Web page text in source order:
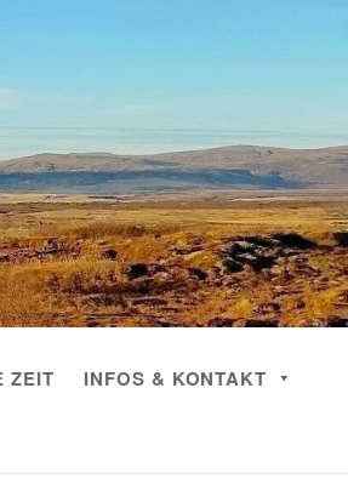
ZEIT INFOS & KONTAKT